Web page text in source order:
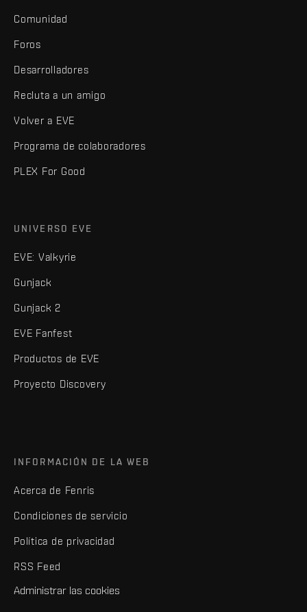
Comunidad
Foros
Desarrolladores
Recluta a un amigo
Volver a EVE
Programa de colaboradores
PLEX For Good
UNIVERSO EVE
EVE: Valkyrie
Gunjack
Gunjack 2
EVE Fanfest
Productos de EVE
Proyecto Discovery
INFORMACIÓN DE LA WEB
Acerca de Fenris
Condiciones de servicio
Política de privacidad
RSS Feed
Administrar las cookies